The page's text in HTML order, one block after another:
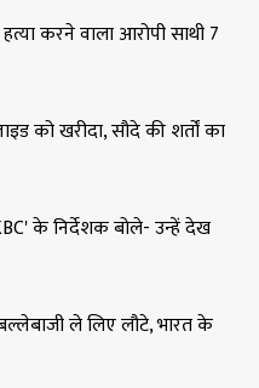
करने वाला आरोपी साथी 7
को खरीदा, सौदे की शर्तों का
के निर्देशक बोले- उन्हें देख
ले लिए लौटे, भारत के